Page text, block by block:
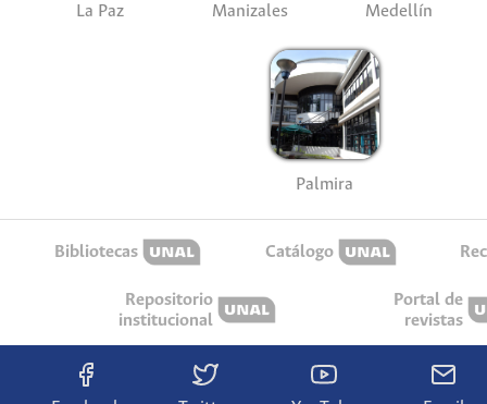
La Paz Manizales Medellín
Palmira
Bibliotecas Catálogo
Repositorio
institucional
Portal de
revistas